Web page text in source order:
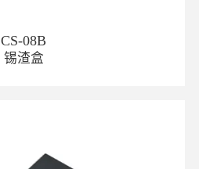
CS-08B
锡渣盒